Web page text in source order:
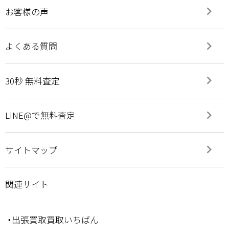
お客様の声 keyboard_arrow_right
よくある質問 keyboard_arrow_right
30秒 無料査定 keyboard_arrow_right
LINE@で無料査定 keyboard_arrow_right
サイトマップ keyboard_arrow_right
関連サイト
・出張買取買取いちばん